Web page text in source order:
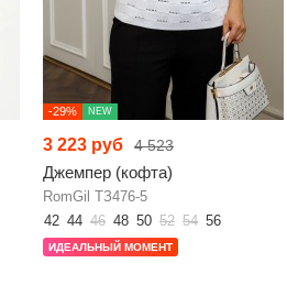
-29% NEW
3 223 руб 4 523
Джемпер (кофта)
RomGil ТЗ476-5
42 44 46 48 50 52 54 56
ИДЕАЛЬНЫЙ МОМЕНТ